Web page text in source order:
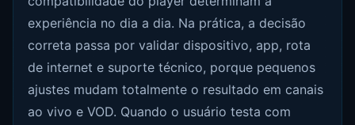
experiência no dia a dia. Na prática, a decisão
correta passa por validar dispositivo, app, rota
de internet e suporte técnico, porque pequenos
ajustes mudam totalmente o resultado em canais
ao vivo e VOD. Quando o usuário testa com